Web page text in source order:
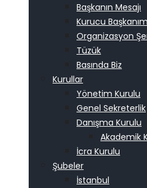
Başkanın Mesajı
Kurucu
Organizasyon
Tüzük
Basında Biz
Kurullar
Yönetim Kurulu
Genel Sekreterlik
Danışma Kurulu
Akademik
İcra Kurulu
Şubeler
İstanbul